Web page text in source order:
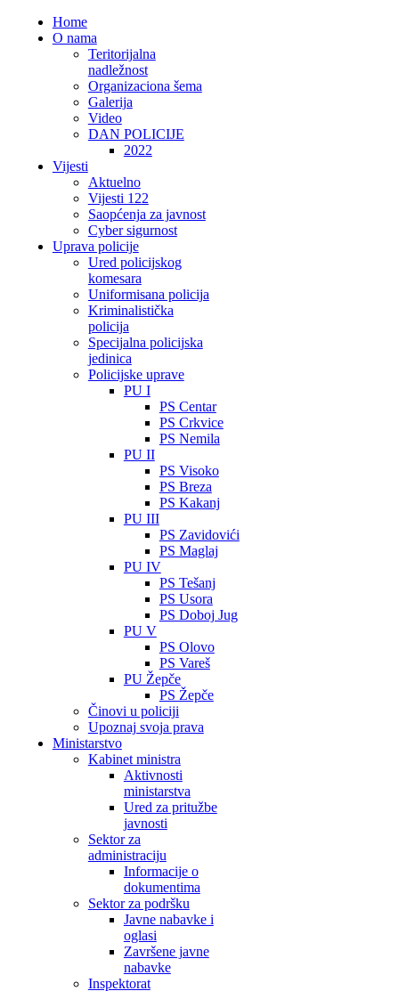
Home
O nama
Teritorijalna
nadležnost
Organizaciona šema
Galerija
Video
DAN POLICIJE
2022
Vijesti
Aktuelno
Vijesti 122
Saopćenja za javnost
Cyber sigurnost
Uprava policije
Ured policijskog
komesara
Uniformisana policija
Kriminalistička
policija
Specijalna policijska
jedinica
Policijske uprave
PU I
PS Centar
PS Crkvice
PS Nemila
PU II
PS Visoko
PS Breza
PS Kakanj
PU III
PS Zavidovići
PS Maglaj
PU IV
PS Tešanj
PS Usora
PS Doboj Jug
PU V
PS Olovo
PS Vareš
PU Žepče
PS Žepče
Činovi u policiji
Upoznaj svoja prava
Ministarstvo
Kabinet ministra
Aktivnosti
ministarstva
Ured za pritužbe
javnosti
Sektor za
administraciju
Informacije o
dokumentima
Sektor za podršku
Javne nabavke i
oglasi
Završene javne
nabavke
Inspektorat